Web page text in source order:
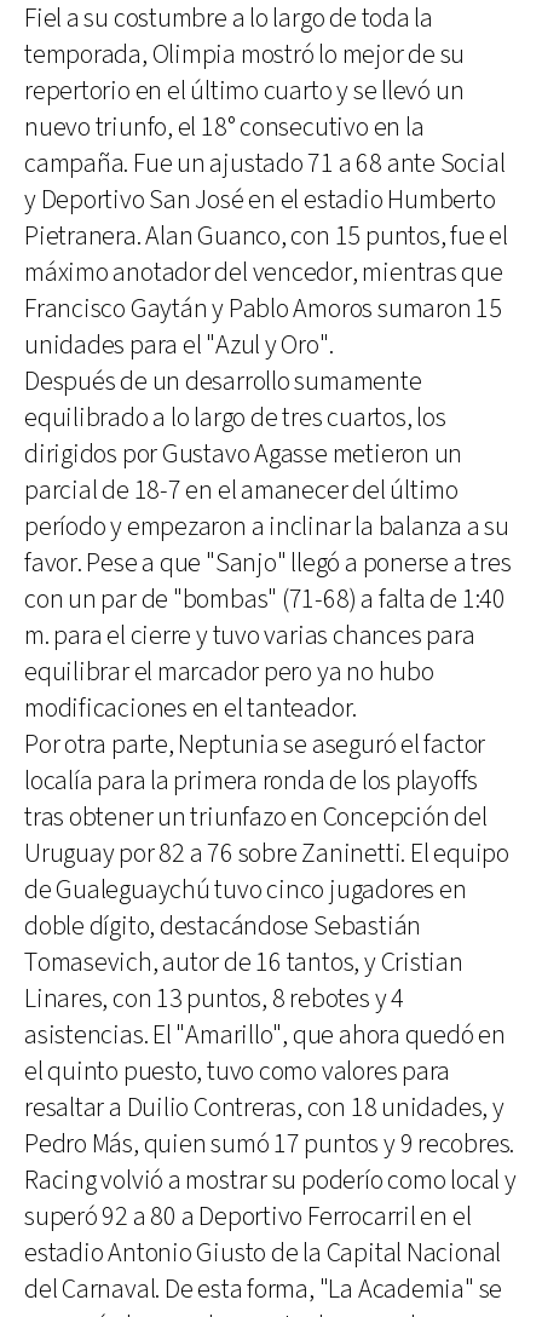
Fiel a su costumbre a lo largo de toda la
temporada, Olimpia mostró lo mejor de su
repertorio en el último cuarto y se llevó un
nuevo triunfo, el 18° consecutivo en la
campaña. Fue un ajustado 71 a 68 ante Social
y Deportivo San José en el estadio Humberto
Pietranera. Alan Guanco, con 15 puntos, fue el
máximo anotador del vencedor, mientras que
Francisco Gaytán y Pablo Amoros sumaron 15
unidades para el "Azul y Oro".
Después de un desarrollo sumamente
equilibrado a lo largo de tres cuartos, los
dirigidos por Gustavo Agasse metieron un
parcial de 18-7 en el amanecer del último
período y empezaron a inclinar la balanza a su
favor. Pese a que "Sanjo" llegó a ponerse a tres
con un par de "bombas" (71-68) a falta de 1:40
m. para el cierre y tuvo varias chances para
equilibrar el marcador pero ya no hubo
modificaciones en el tanteador.
Por otra parte, Neptunia se aseguró el factor
localía para la primera ronda de los playoffs
tras obtener un triunfazo en Concepción del
Uruguay por 82 a 76 sobre Zaninetti. El equipo
de Gualeguaychú tuvo cinco jugadores en
doble dígito, destacándose Sebastián
Tomasevich, autor de 16 tantos, y Cristian
Linares, con 13 puntos, 8 rebotes y 4
asistencias. El "Amarillo", que ahora quedó en
el quinto puesto, tuvo como valores para
resaltar a Duilio Contreras, con 18 unidades, y
Pedro Más, quien sumó 17 puntos y 9 recobres.
Racing volvió a mostrar su poderío como local y
superó 92 a 80 a Deportivo Ferrocarril en el
estadio Antonio Giusto de la Capital Nacional
del Carnaval. De esta forma, "La Academia" se